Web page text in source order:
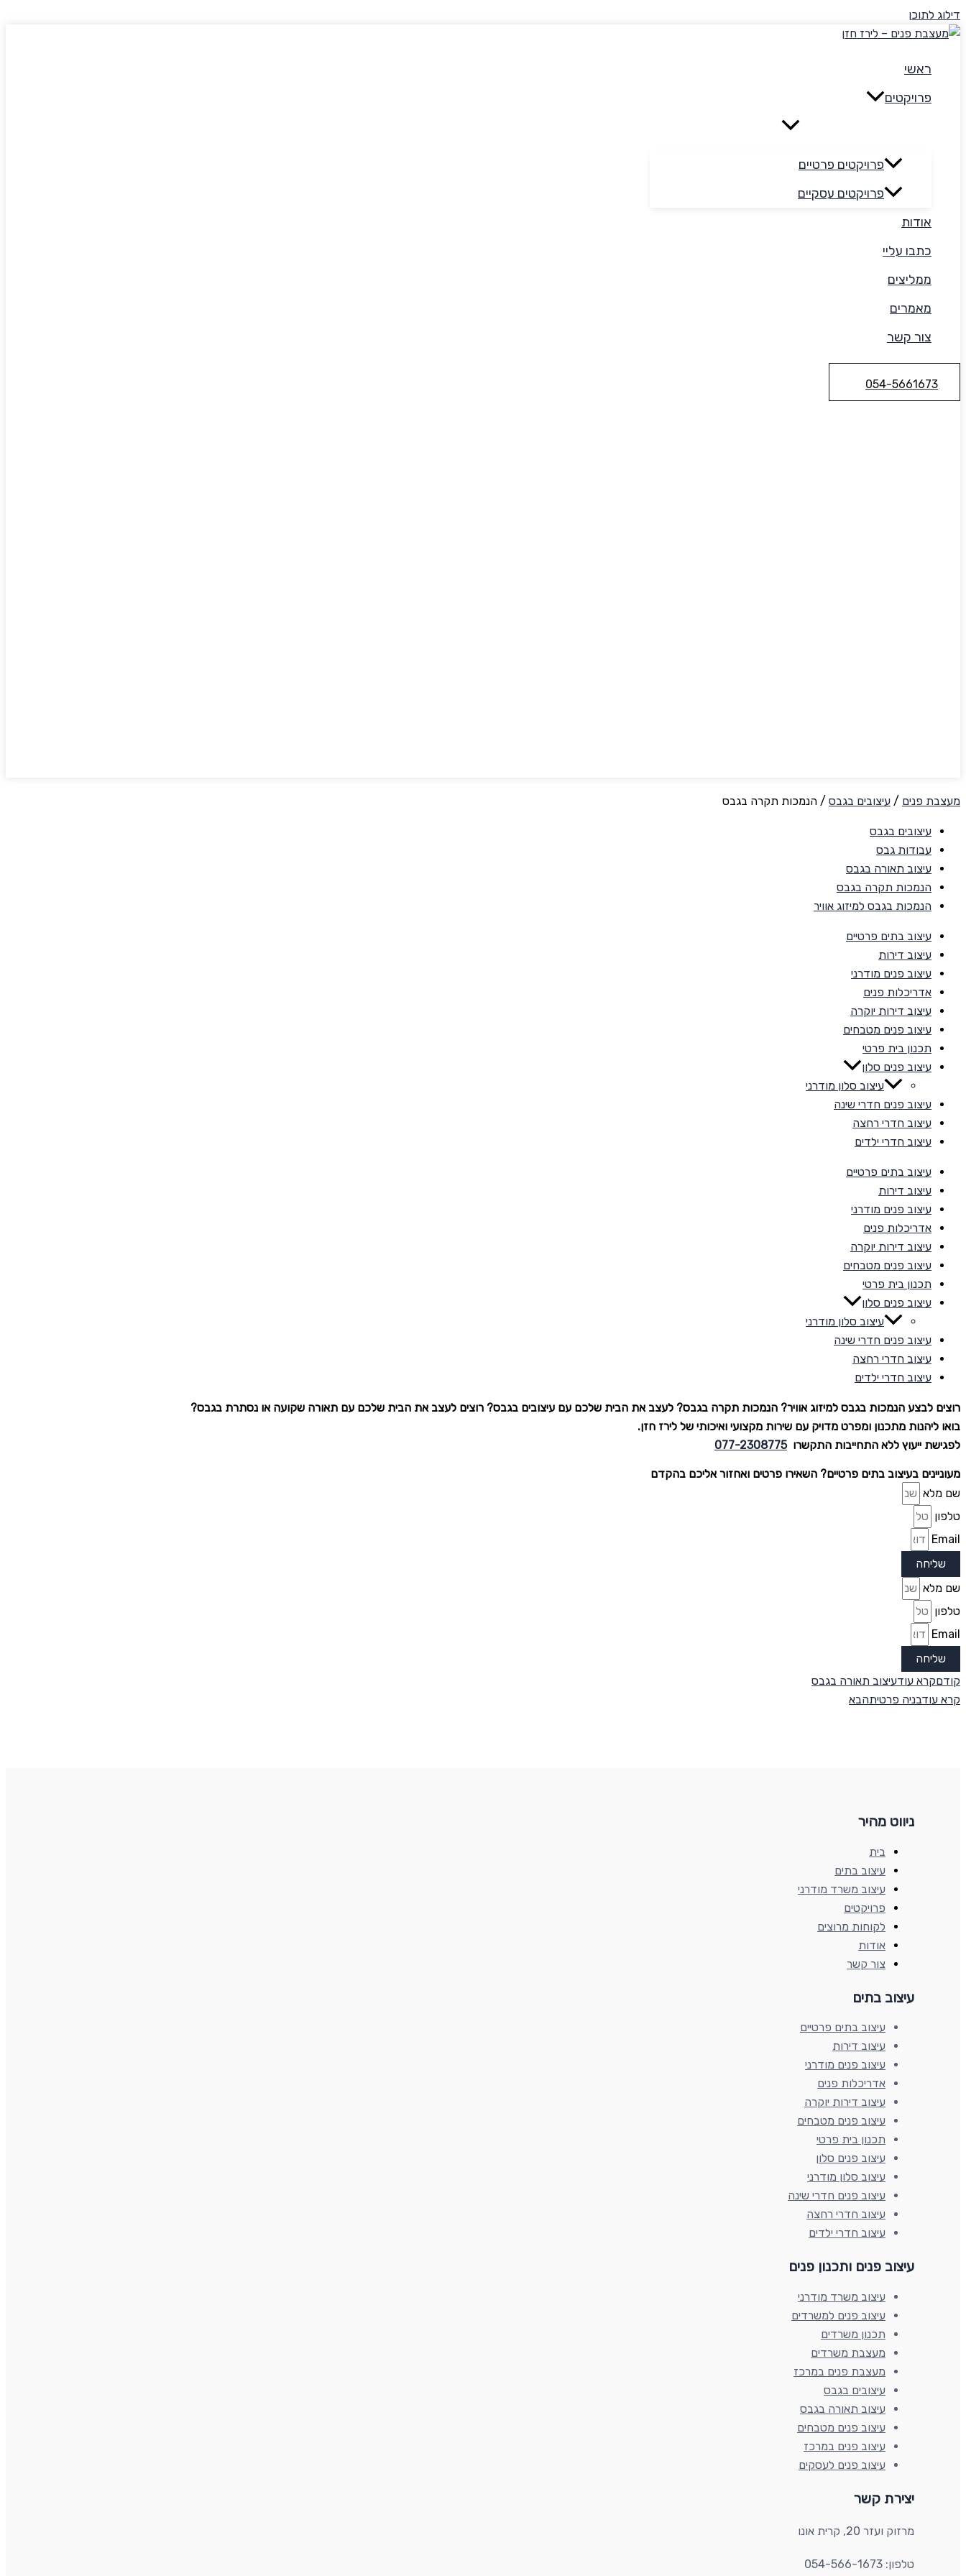
דילוג לתוכן
ראשי
פרויקטים
פרויקטים פרטיים
פרויקטים עסקיים
אודות
כתבו עליי
ממליצים
מאמרים
צור קשר
054-5661673
מעצבת פנים / עיצובים בגבס / הנמכות תקרה בגבס
עיצובים בגבס
עבודות גבס
עיצוב תאורה בגבס
הנמכות תקרה בגבס
הנמכות בגבס למיזוג אוויר
עיצוב בתים פרטיים
עיצוב דירות
עיצוב פנים מודרני
אדריכלות פנים
עיצוב דירות יוקרה
עיצוב פנים מטבחים
תכנון בית פרטי
עיצוב פנים סלון
עיצוב סלון מודרני
עיצוב פנים חדרי שינה
עיצוב חדרי רחצה
עיצוב חדרי ילדים
עיצוב בתים פרטיים
עיצוב דירות
עיצוב פנים מודרני
אדריכלות פנים
עיצוב דירות יוקרה
עיצוב פנים מטבחים
תכנון בית פרטי
עיצוב פנים סלון
עיצוב סלון מודרני
עיצוב פנים חדרי שינה
עיצוב חדרי רחצה
עיצוב חדרי ילדים
רוצים לבצע הנמכות בגבס למיזוג אוויר? הנמכות תקרה בגבס? לעצב את הבית שלכם עם עיצובים בגבס? רוצים לעצב את הבית שלכם עם תאורה שקועה או נסתרת בגבס?
בואו ליהנות מתכנון ומפרט מדויק עם שירות מקצועי ואיכותי של לירז חזן.
לפגישת ייעוץ ללא התחייבות התקשרו077-2308775
מעוניינים בעיצוב בתים פרטיים? השאירו פרטים ואחזור אליכם בהקדם
שם מלא
טלפון
Email
שליחה
שם מלא
טלפון
Email
שליחה
קודםקרא עודעיצוב תאורה בגבס
קרא עודבניה פרטיתהבא
ניווט מהיר
בית
עיצוב בתים
עיצוב משרד מודרני
פרויקטים
לקוחות מרוצים
אודות
צור קשר
עיצוב בתים​
עיצוב בתים פרטיים
עיצוב דירות
עיצוב פנים מודרני
אדריכלות פנים
עיצוב דירות יוקרה
עיצוב פנים מטבחים
תכנון בית פרטי
עיצוב פנים סלון
עיצוב סלון מודרני
עיצוב פנים חדרי שינה
עיצוב חדרי רחצה
עיצוב חדרי ילדים
עיצוב פנים ותכנון פנים​
עיצוב משרד מודרני
עיצוב פנים למשרדים
תכנון משרדים
מעצבת משרדים
מעצבת פנים במרכז
עיצובים בגבס
עיצוב תאורה בגבס
עיצוב פנים מטבחים
עיצוב פנים במרכז
עיצוב פנים לעסקים
יצירת קשר​
מרזוק ועזר 20, קרית אונו​
טלפון: 054-566-1673